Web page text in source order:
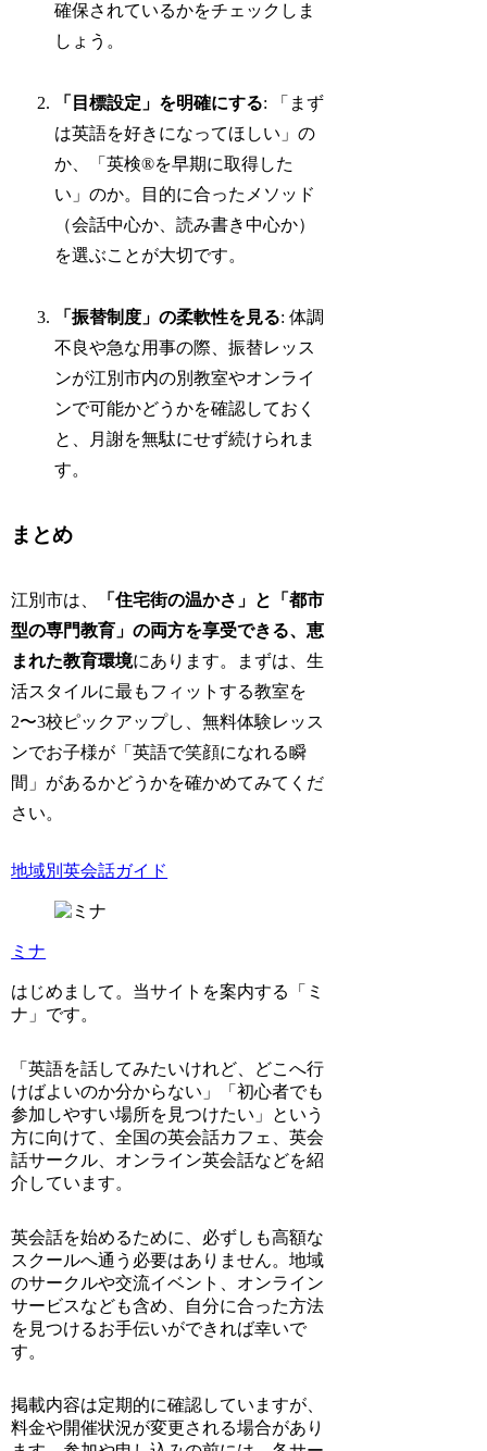
確保されているかをチェックしま
しょう。
「目標設定」を明確にする: 「まず
は英語を好きになってほしい」の
か、「英検®を早期に取得した
い」のか。目的に合ったメソッド
（会話中心か、読み書き中心か）
を選ぶことが大切です。
「振替制度」の柔軟性を見る: 体調
不良や急な用事の際、振替レッス
ンが江別市内の別教室やオンライ
ンで可能かどうかを確認しておく
と、月謝を無駄にせず続けられま
す。
まとめ
江別市は、
「住宅街の温かさ」と「都市
型の専門教育」の両方を享受できる、恵
まれた教育環境にあります。まずは、生
活スタイルに最もフィットする教室を
2〜3校ピックアップし、無料体験レッス
ンでお子様が「英語で笑顔になれる瞬
間」があるかどうかを確かめてみてくだ
さい。
地域別英会話ガイド
ミナ
はじめまして。当サイトを案内する「ミ
ナ」です。
「英語を話してみたいけれど、どこへ行
けばよいのか分からない」「初心者でも
参加しやすい場所を見つけたい」という
方に向けて、全国の英会話カフェ、英会
話サークル、オンライン英会話などを紹
介しています。
英会話を始めるために、必ずしも高額な
スクールへ通う必要はありません。地域
のサークルや交流イベント、オンライン
サービスなども含め、自分に合った方法
を見つけるお手伝いができれば幸いで
す。
掲載内容は定期的に確認していますが、
料金や開催状況が変更される場合があり